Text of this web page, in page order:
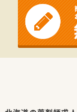
な方を歓迎い
【想定されるモ
■経験や能力
囲内でスター
■昇給は年1回
がダイレクト
特別インセ
■本部の業務